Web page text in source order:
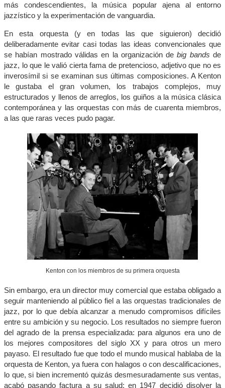
más condescendientes, la música popular ajena al entorno
jazzístico y la experimentación de vanguardia.
En esta orquesta (y en todas las que siguieron) decidió
deliberadamente evitar casi todas las ideas convencionales que
se habían mostrado válidas en la organización debig bands de
jazz, lo que le valió cierta fama de pretencioso, adjetivo que no es
inverosímil si se examinan sus últimas composiciones. A Kenton
le gustaba el gran volumen, los trabajos complejos, muy
estructurados y llenos de arreglos, los guiños a la música clásica
contemporánea y las orquestas con más de cuarenta miembros,
a las que raras veces pudo pagar.
Kenton con los miembros de su primera orquesta
Sin embargo, era un director muy comercial que estaba obligado a
seguir manteniendo al público fiel a las orquestas tradicionales de
jazz, por lo que debía alcanzar a menudo compromisos difíciles
entre su ambición y su negocio. Los resultados no siempre fueron
del agrado de la prensa especializada: para algunos era uno de
los mejores compositores del siglo XX y para otros un mero
payaso. El resultado fue que todo el mundo musical hablaba de la
orquesta de Kenton, ya fuera con halagos o con descalificaciones,
lo que, si bien incrementó quizás desmesuradamente sus ventas,
acabó pasando factura a su salud: en 1947 decidió disolver la